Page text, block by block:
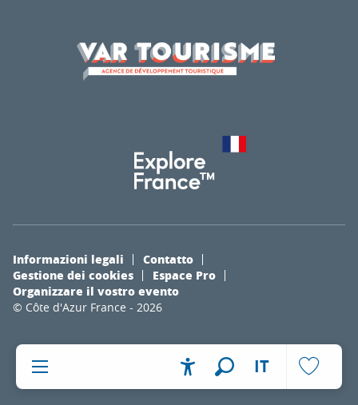
AccessibilitéVoir les
Ricerca
IT
© Côte d'Azur France - 2026
Informazioni legali
Contatto
Gestione dei cookies
Espace Pro
Organizzare il vostro evento